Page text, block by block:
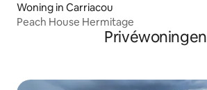
Woning in Carriacou
Peach House Hermitage
Privéwoningen